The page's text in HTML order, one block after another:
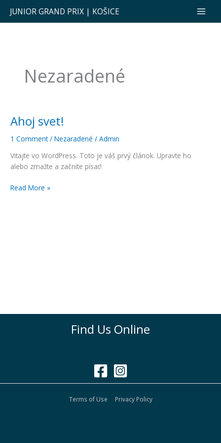
JUNIOR GRAND PRIX | KOŠICE
Main
Nezaradené
Ahoj svet!
1 Comment /Nezaradené /Admin
Vitajte vo WordPress. Toto je váš prvý článok. Upravte ho
alebo zmažte a začnite písať!
Ahoj
Read More »
Find Us Online
Terms of Use Privacy Policy